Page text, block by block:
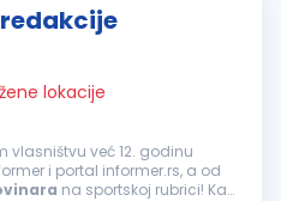
lokacije
vlasništvu već 12. godinu
i portal informer.rs, a od
na sportskoj rubrici! Kao